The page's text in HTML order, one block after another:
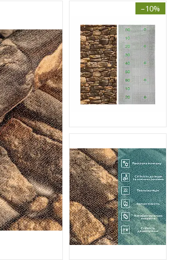
–10%